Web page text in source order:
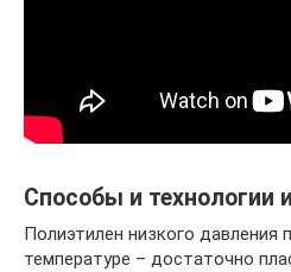
Способы и технологии
Полиэтилен низкого давления
температуре – достаточно